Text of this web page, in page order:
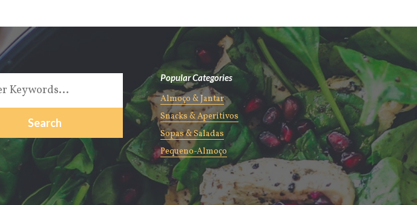
Popular Categories
Almoço & Jantar
Snacks & Aperitivos
Sopas & Saladas
Pequeno-Almoço